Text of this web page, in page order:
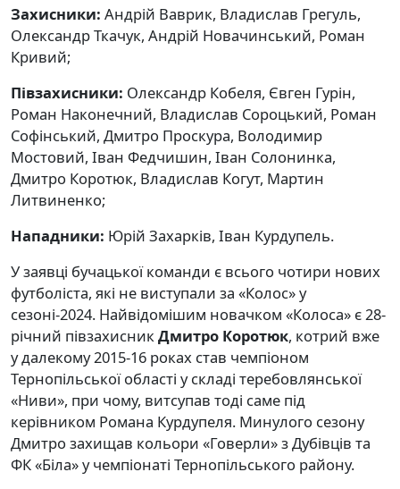
Захисники: Андрій Ваврик, Владислав Грегуль,
Олександр Ткачук, Андрій Новачинський, Роман
Кривий;
Півзахисники: Олександр Кобеля, Євген Гурін,
Роман Наконечний, Владислав Сороцький, Роман
Софінський, Дмитро Проскура, Володимир
Мостовий, Іван Федчишин, Іван Солонинка,
Дмитро Коротюк, Владислав Когут, Мартин
Литвиненко;
Нападники: Юрій Захарків, Іван Курдупель.
У заявці бучацької команди є всього чотири нових
футболіста, які не виступали за «Колос» у
сезоні-2024. Найвідомішим новачком «Колоса» є 28-
річний півзахисникДмитро Коротюк, котрий вже
у далекому 2015-16 роках став чемпіоном
Тернопільської області у складі теребовлянської
«Ниви», при чому, витсупав тоді саме під
керівником Романа Курдупеля. Минулого сезону
Дмитро захищав кольори «Говерли» з Дубівців та
ФК «Біла» у чемпіонаті Тернопільського району.